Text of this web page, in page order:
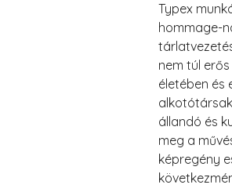
Typex
hommage-
nem túl
életében és
állandó és
meg a
képregény